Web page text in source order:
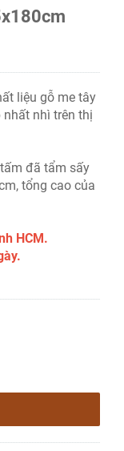
liệu gỗ me tây
nhì trên thị
đã tẩm sấy
tổng cao của
HCM.